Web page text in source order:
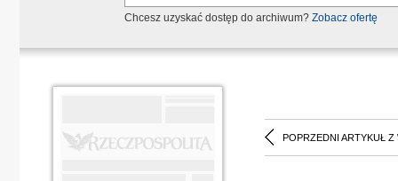
Chcesz uzyskać dostęp do archiwum? Zobacz ofertę
POPRZEDNI ARTYKUŁ Z